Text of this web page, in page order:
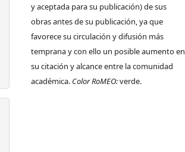
y aceptada para su publicación) de sus
obras antes de su publicación, ya que
favorece su circulación y difusión más
temprana y con ello un posible aumento en
su citación y alcance entre la comunidad
académica. Color RoMEO:verde.